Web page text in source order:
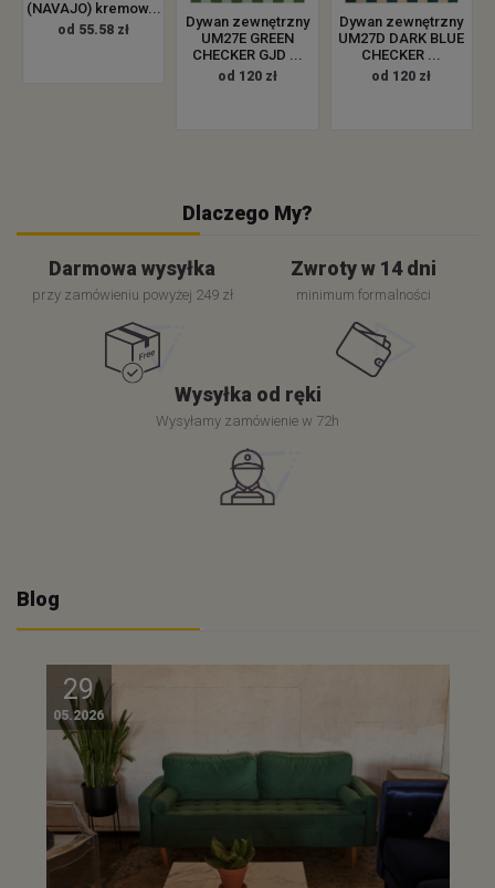
(NAVAJO) kremow...
od 55.58 zł
Dywan zewnętrzny
UM27E GREEN
CHECKER GJD ...
od 120 zł
Dywan zewnętrzny
UM27D DARK BLUE
CHECKER ...
od 120 zł
Dlaczego My?
Darmowa wysyłka
przy zamówieniu powyżej 249 zł
Zwroty w 14 dni
minimum formalności
Wysyłka od ręki
Wysyłamy zamówienie w 72h
Blog
29
05.2026